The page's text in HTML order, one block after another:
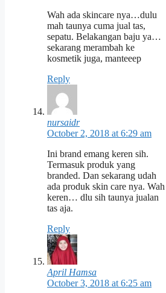
Wah ada skincare nya…dulu
mah taunya cuma jual tas,
sepatu. Belakangan baju ya…
sekarang merambah ke
kosmetik juga, manteeep
Reply
nursaidr
October 2, 2018 at 6:29 am
Ini brand emang keren sih.
Termasuk produk yang
branded. Dan sekarang udah
ada produk skin care nya. Wah
keren… dlu sih taunya jualan
tas aja.
Reply
April Hamsa
October 3, 2018 at 6:25 am